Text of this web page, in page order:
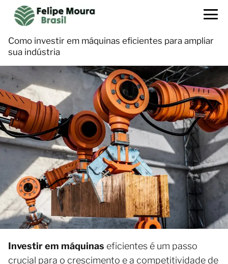
Como investir em máquinas eficientes para ampliar
sua indústria
Investir em máquinas eficientes é um passo
crucial para o crescimento e a competitividade de